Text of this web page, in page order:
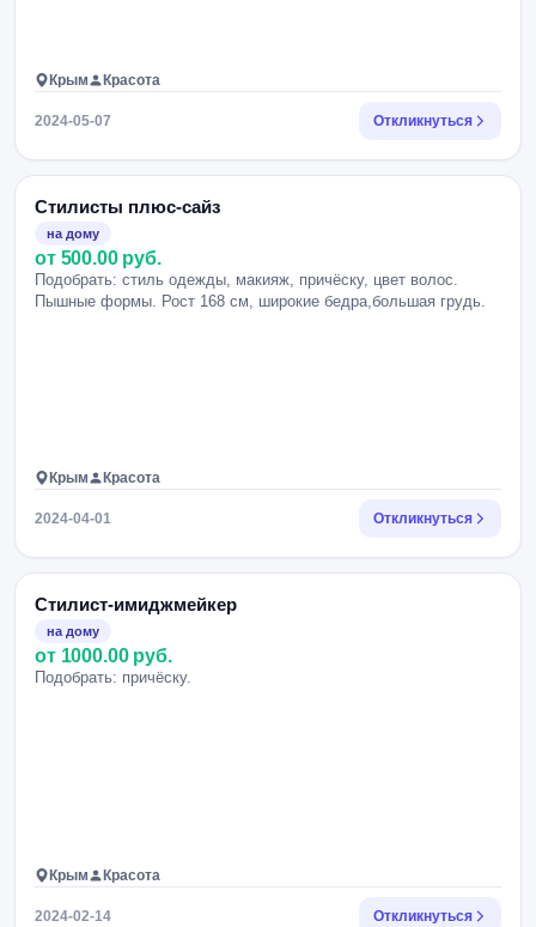
Крым Красота
2024-05-07 Откликнуться
Стилисты плюс-сайз
на дому
от 500.00 руб.
Подобрать: стиль одежды, макияж, причёску, цвет волос.
Пышные формы. Рост 168 см, широкие бедра,большая грудь.
Крым Красота
2024-04-01 Откликнуться
Стилист-имиджмейкер
на дому
от 1000.00 руб.
Подобрать: причёску.
Крым Красота
2024-02-14 Откликнуться